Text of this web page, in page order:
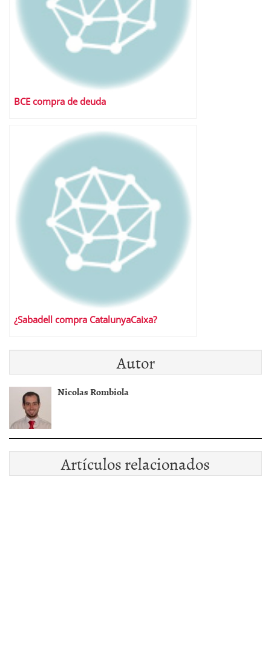
BCE compra de deuda
¿Sabadell compra CatalunyaCaixa?
Autor
Nicolas Rombiola
Artículos relacionados